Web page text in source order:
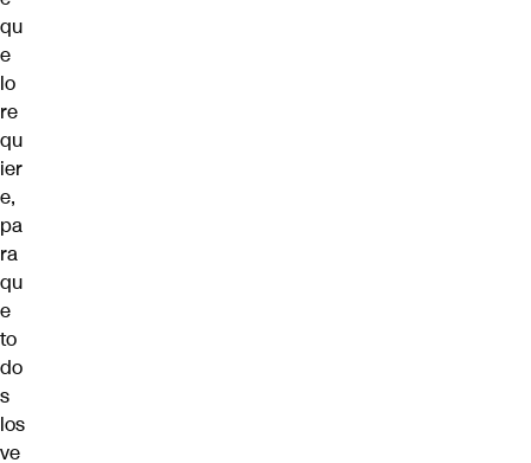
qu
e
lo
re
qu
ier
e,
pa
ra
qu
e
to
do
s
los
ve